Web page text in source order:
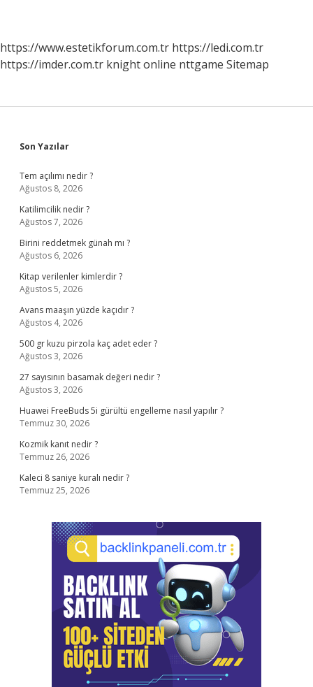
https://www.estetikforum.com.tr https://ledi.com.tr
https://imder.com.tr knight online nttgame Sitemap
Sidebar
Son Yazılar
Tem açılımı nedir ?
Ağustos 8, 2026
Katilimcilik nedir ?
Ağustos 7, 2026
Birini reddetmek günah mı ?
Ağustos 6, 2026
Kitap verilenler kimlerdir ?
Ağustos 5, 2026
Avans maaşın yüzde kaçıdır ?
Ağustos 4, 2026
500 gr kuzu pirzola kaç adet eder ?
Ağustos 3, 2026
27 sayısının basamak değeri nedir ?
Ağustos 3, 2026
Huawei FreeBuds 5i gürültü engelleme nasıl yapılır ?
Temmuz 30, 2026
Kozmik kanıt nedir ?
Temmuz 26, 2026
Kaleci 8 saniye kuralı nedir ?
Temmuz 25, 2026